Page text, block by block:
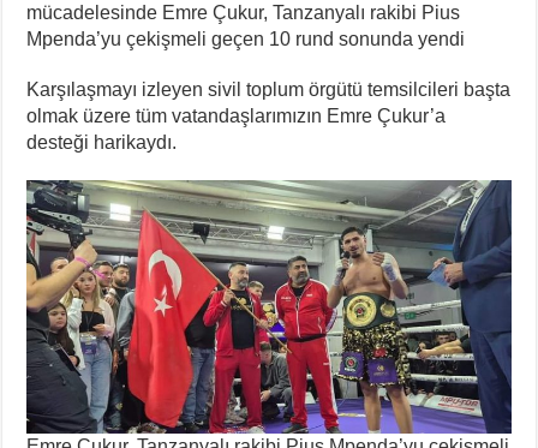
mücadelesinde Emre Çukur, Tanzanyalı rakibi Pius
Mpenda’yu çekişmeli geçen 10 rund sonunda yendi
Karşılaşmayı izleyen sivil toplum örgütü temsilcileri başta
olmak üzere tüm vatandaşlarımızın Emre Çukur’a
desteği harikaydı.